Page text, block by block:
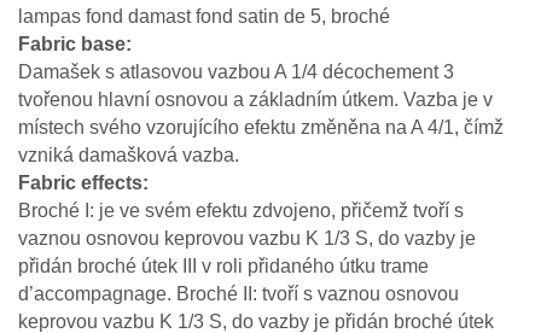
lampas fond damast fond satin de 5, broché
Fabric base
Damašek s atlasovou vazbou A 1/4 décochement 3
tvořenou hlavní osnovou a základním útkem. Vazba je v
místech svého vzorujícího efektu změněna na A 4/1, čímž
vzniká damašková vazba.
Fabric effects
Broché I: je ve svém efektu zdvojeno, přičemž tvoří s
vaznou osnovou keprovou vazbu K 1/3 S, do vazby je
přidán broché útek III v roli přidaného útku trame
d’accompagnage. Broché II: tvoří s vaznou osnovou
keprovou vazbu K 1/3 S, do vazby je přidán broché útek